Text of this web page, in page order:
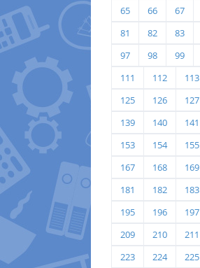
65
66 67
81
82 83
97
98 99
111
112 113
125
126 127
139
140 141
153
154 155
167
168 169
181
182 183
195
196 197
209
210 211
223
224 225